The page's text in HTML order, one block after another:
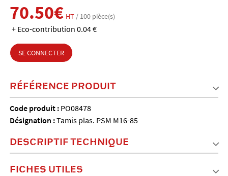
70.50€ HT / 100 pièce(s)
+ Eco-contribution 0.04 €
SE CONNECTER
RÉFÉRENCE PRODUIT
Code produit : PO08478
Désignation :Tamis plas. PSM M16-85
DESCRIPTIF TECHNIQUE
FICHES UTILES